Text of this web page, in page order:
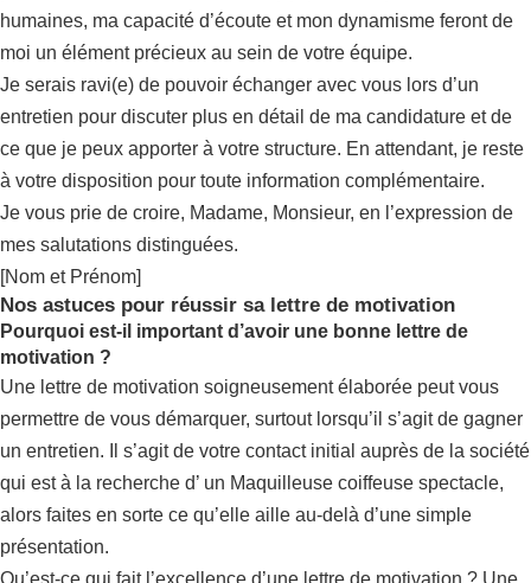
humaines, ma capacité d’écoute et mon dynamisme feront de
moi un élément précieux au sein de votre équipe.
Je serais ravi(e) de pouvoir échanger avec vous lors d’un
entretien pour discuter plus en détail de ma candidature et de
ce que je peux apporter à votre structure. En attendant, je reste
à votre disposition pour toute information complémentaire.
Je vous prie de croire, Madame, Monsieur, en l’expression de
mes salutations distinguées.
[Nom et Prénom]
Nos astuces pour réussir sa lettre de motivation
Pourquoi est-il important d’avoir une bonne lettre de
motivation ?
Une lettre de motivation soigneusement élaborée peut vous
permettre de vous démarquer, surtout lorsqu’il s’agit de gagner
un entretien. Il s’agit de votre contact initial auprès de la société
qui est à la recherche d’ un Maquilleuse coiffeuse spectacle,
alors faites en sorte ce qu’elle aille au-delà d’une simple
présentation.
Qu’est-ce qui fait l’excellence d’une lettre de motivation ? Une